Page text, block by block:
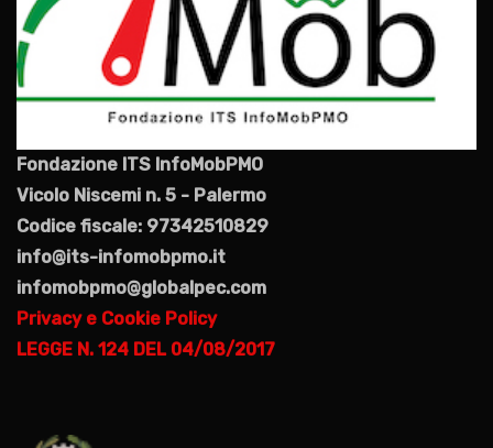
Fondazione ITS InfoMobPMO
Vicolo Niscemi n. 5 - Palermo
Codice fiscale: 97342510829
info@its-infomobpmo.it
infomobpmo@globalpec.com
Privacy e Cookie Policy
LEGGE N. 124 DEL 04/08/2017